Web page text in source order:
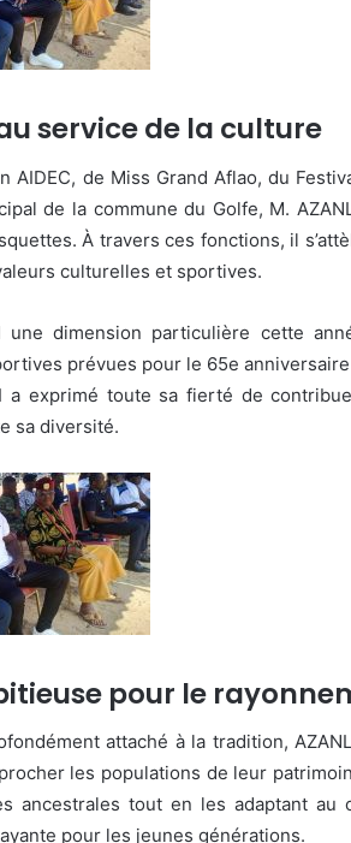
service de la culture
AIDEC, de Miss Grand Aflao, du
de la commune du Golfe, M.
À travers ces fonctions, il
culturelles et sportives.
une dimension particulière cette
prévues pour le 65e anniversaire
a exprimé toute sa fierté de
sa diversité.
pour le
attaché à la tradition,
les populations de leur
ancestrales tout en les adaptant au
pour les jeunes générations.